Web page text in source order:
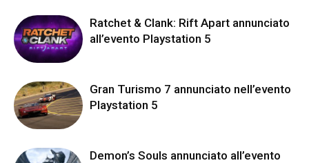
Ratchet & Clank: Rift Apart annunciato
all’evento Playstation 5
Gran Turismo 7 annunciato nell’evento
Playstation 5
Demon’s Souls annunciato all’evento